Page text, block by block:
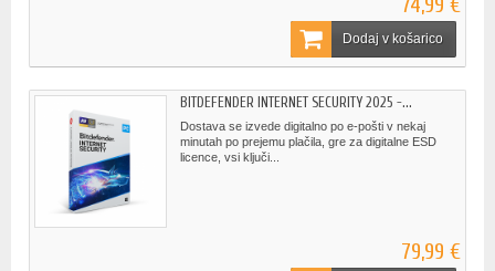
74,99 €
Dodaj v košarico
BITDEFENDER INTERNET SECURITY 2025 -...
Dostava se izvede digitalno po e-pošti v nekaj
minutah po prejemu plačila, gre za digitalne ESD
licence, vsi ključi...
79,99 €